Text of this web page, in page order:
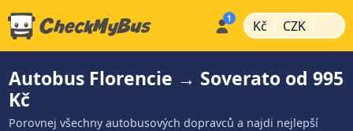
Kč | CZK |
Autobus Florencie → Soverato od 995
Kč
Porovnej všechny autobusových dopravců a najdi nejlepší